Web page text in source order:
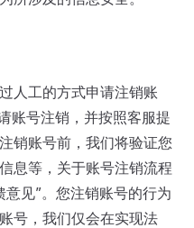
人工的方式申请注销账
账号注销，并按照客服提
销账号前，我们将验证您
息等，关于账号注销流程
见”。您注销账号的行为
号，我们仅会在实现法